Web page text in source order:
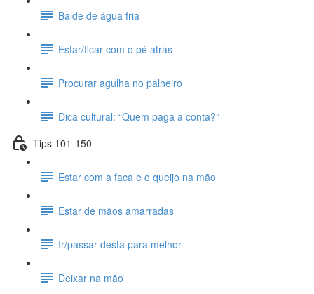
Balde de água fria
Estar/ficar com o pé atrás
Procurar agulha no palheiro
Dica cultural: “Quem paga a conta?”
Tips 101-150
Estar com a faca e o queijo na mão
Estar de mãos amarradas
Ir/passar desta para melhor
Deixar na mão